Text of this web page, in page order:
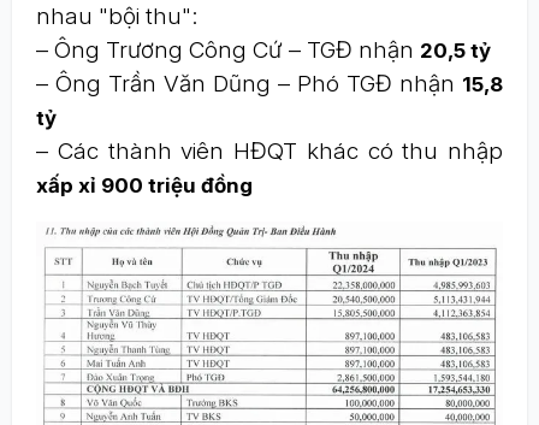
nhau "bội thu":
– Ông Trương Công Cứ – TGĐ nhận 20,5 tỷ
– Ông Trần Văn Dũng – Phó TGĐ nhận 15,8
tỷ
– Các thành viên HĐQT khác có thu nhập
xấp xỉ 900 triệu đồng